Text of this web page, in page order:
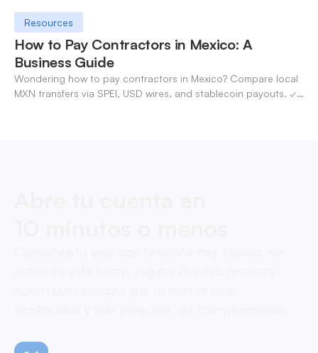
Resources
How to Pay Contractors in Mexico: A
Business Guide
Wondering how to pay contractors in Mexico? Compare local
MXN transfers via SPEI, USD wires, and stablecoin payouts. ✓